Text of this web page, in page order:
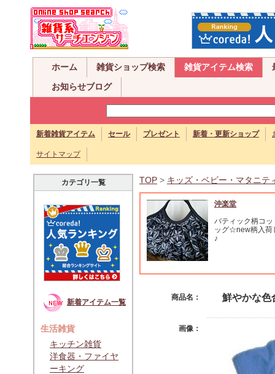
ホーム 雑貨ショップ検索 雑貨アイテム検索
お知らせブログ
新着雑貨アイテム セール プレゼント 新着・更新ショップ
サイトマップ
カテゴリ一覧
新着アイテム一覧
生活雑貨
キッチン雑貨
洋食器・ファイヤ
ーキング
TOP > キッズ・ベビー・マタニテ
沖楽堂
バティック柄コッ
ッグ☆new柄入荷
♪
商品名： 鮮やかな色
画像：